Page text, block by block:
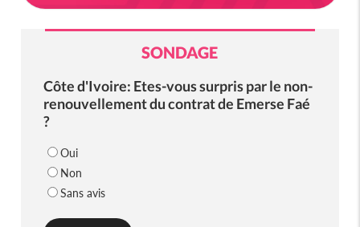
SONDAGE
Côte d'Ivoire: Etes-vous surpris par le non-
renouvellement du contrat de Emerse Faé
?
Oui
Non
Sans avis